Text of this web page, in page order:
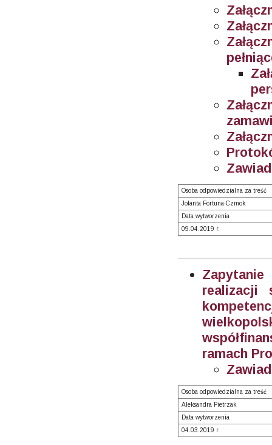
Osoba odpowiedzialna za treść
Jolanta Fortuna-Czmok
Data wytworzenia
09.04.2019 r.
realizacji
ramach
Osoba odpowiedzialna za treść
Aleksandra Pietrzak
Data wytworzenia
04.03.2019 r.